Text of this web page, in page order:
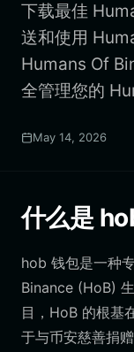
Português (Brasil)
Español (Argentina)
下载最佳
送和使用
Humans Of
全管理您的
May 14, 2026
什么是
hob 钱包是一种
Binance (HoB)
目，HoB 的根基
于与币安慈善捐